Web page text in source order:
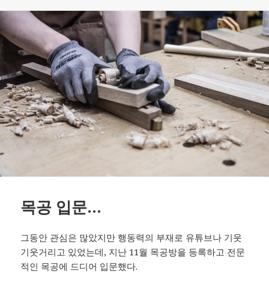
목공 입문…
그동안 관심은 많았지만 행동력의 부재로 유튜브나 기웃
기웃거리고 있었는데, 지난 11월 목공방을 등록하고 전문
적인 목공에 드디어 입문했다.